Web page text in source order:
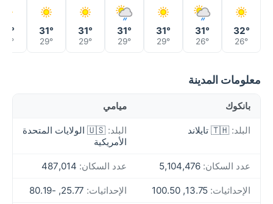
32°
26°
31°
26°
31°
29°
31°
29°
31°
29°
31°
29°
31°
29°
معلومات المدينة
بانكوك ميامي
البلد: 🇹🇭 تايلاند البلد:
🇺🇸 الولايات المتحدة
الأمريكية
عدد السكان: عدد السكان:
الإحداثيات: الإحداثيات: